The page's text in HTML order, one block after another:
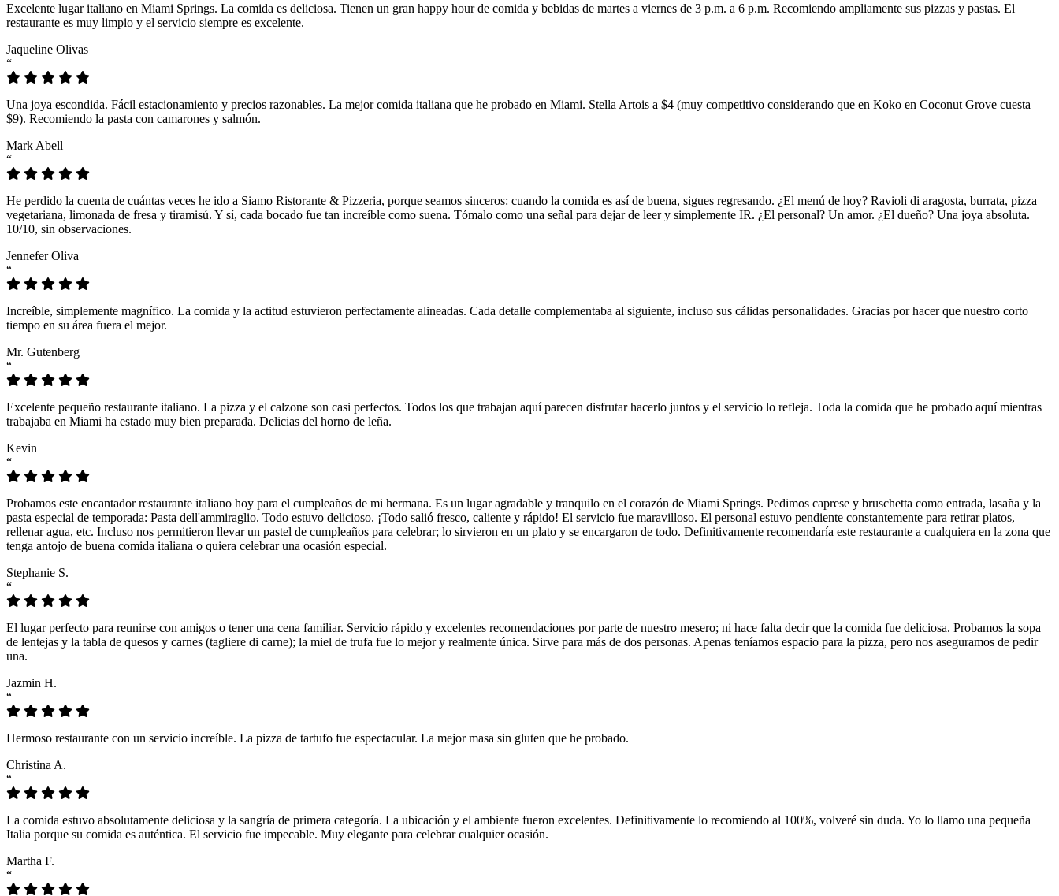
Excelente lugar italiano en Miami Springs. La comida es deliciosa. Tienen un gran happy hour de comida y bebidas de martes a viernes de 3 p.m. a 6 p.m. Recomiendo ampliamente sus pizzas y pastas. El
restaurante es muy limpio y el servicio siempre es excelente.
Jaqueline Olivas
“
Una joya escondida. Fácil estacionamiento y precios razonables. La mejor comida italiana que he probado en Miami. Stella Artois a $4 (muy competitivo considerando que en Koko en Coconut Grove cuesta
$9). Recomiendo la pasta con camarones y salmón.
Mark Abell
“
He perdido la cuenta de cuántas veces he ido a Siamo Ristorante & Pizzeria, porque seamos sinceros: cuando la comida es así de buena, sigues regresando. ¿El menú de hoy? Ravioli di aragosta, burrata, pizza
vegetariana, limonada de fresa y tiramisú. Y sí, cada bocado fue tan increíble como suena. Tómalo como una señal para dejar de leer y simplemente IR. ¿El personal? Un amor. ¿El dueño? Una joya absoluta.
10/10, sin observaciones.
Jennefer Oliva
“
Increíble, simplemente magnífico. La comida y la actitud estuvieron perfectamente alineadas. Cada detalle complementaba al siguiente, incluso sus cálidas personalidades. Gracias por hacer que nuestro corto
tiempo en su área fuera el mejor.
Mr. Gutenberg
“
Excelente pequeño restaurante italiano. La pizza y el calzone son casi perfectos. Todos los que trabajan aquí parecen disfrutar hacerlo juntos y el servicio lo refleja. Toda la comida que he probado aquí mientras
trabajaba en Miami ha estado muy bien preparada. Delicias del horno de leña.
Kevin
“
Probamos este encantador restaurante italiano hoy para el cumpleaños de mi hermana. Es un lugar agradable y tranquilo en el corazón de Miami Springs. Pedimos caprese y bruschetta como entrada, lasaña y la
pasta especial de temporada: Pasta dell'ammiraglio. Todo estuvo delicioso. ¡Todo salió fresco, caliente y rápido! El servicio fue maravilloso. El personal estuvo pendiente constantemente para retirar platos,
rellenar agua, etc. Incluso nos permitieron llevar un pastel de cumpleaños para celebrar; lo sirvieron en un plato y se encargaron de todo. Definitivamente recomendaría este restaurante a cualquiera en la zona que
tenga antojo de buena comida italiana o quiera celebrar una ocasión especial.
Stephanie S.
“
El lugar perfecto para reunirse con amigos o tener una cena familiar. Servicio rápido y excelentes recomendaciones por parte de nuestro mesero; ni hace falta decir que la comida fue deliciosa. Probamos la sopa
de lentejas y la tabla de quesos y carnes (tagliere di carne); la miel de trufa fue lo mejor y realmente única. Sirve para más de dos personas. Apenas teníamos espacio para la pizza, pero nos aseguramos de pedir
una.
Jazmin H.
“
Hermoso restaurante con un servicio increíble. La pizza de tartufo fue espectacular. La mejor masa sin gluten que he probado.
Christina A.
“
La comida estuvo absolutamente deliciosa y la sangría de primera categoría. La ubicación y el ambiente fueron excelentes. Definitivamente lo recomiendo al 100%, volveré sin duda. Yo lo llamo una pequeña
Italia porque su comida es auténtica. El servicio fue impecable. Muy elegante para celebrar cualquier ocasión.
Martha F.
“